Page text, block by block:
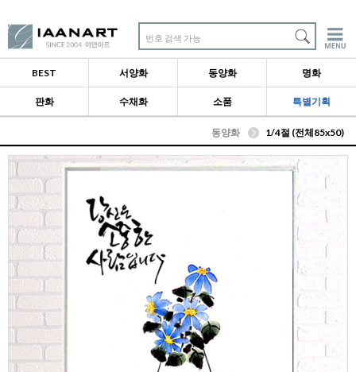
번호 검색 가능
BEST 서양화 동양화 명화
판화 수채화 소품 특별기획
동양화 1/4절 (전체85x50)